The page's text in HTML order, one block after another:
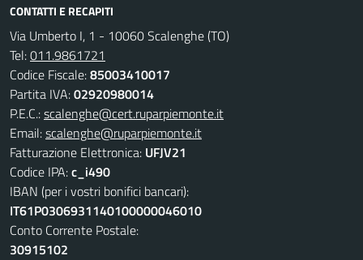
CONTATTI E RECAPITI
Via Umberto I, 1 - 10060 Scalenghe (TO)
Tel:011.9861721
Codice Fiscale:85003410017
Partita IVA:02920980014
P.E.C.:scalenghe@cert.ruparpiemonte.it
Email:scalenghe@ruparpiemonte.it
Fatturazione Elettronica: UFJV21
Codice IPA:c_i490
IBAN (per i vostri bonifici bancari):
IT61P0306931140100000046010
Conto Corrente Postale:
30915102